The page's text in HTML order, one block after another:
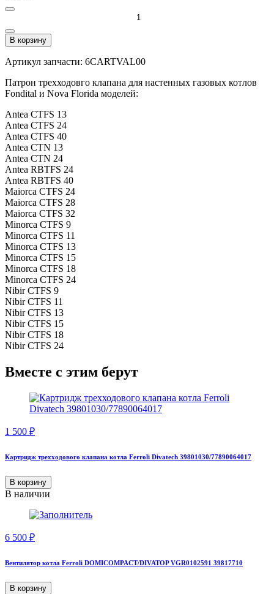
В корзину
Артикул запчасти: 6CARTVAL00
Патрон трехходовго клапана для настенных газовых котлов
Fondital и Nova Florida моделей:
Antea CTFS 13
Antea CTFS 24
Antea CTFS 40
Antea CTN 13
Antea CTN 24
Antea RBTFS 24
Antea RBTFS 40
Maiorca CTFS 24
Maiorca CTFS 28
Maiorca CTFS 32
Minorca CTFS 9
Minorca CTFS 11
Minorca CTFS 13
Minorca CTFS 15
Minorca CTFS 18
Minorca CTFS 24
Nibir CTFS 9
Nibir CTFS 11
Nibir CTFS 13
Nibir CTFS 15
Nibir CTFS 18
Nibir CTFS 24
Вместе с этим берут
1 500 ₽
Картридж трехходового клапана котла Ferroli Divatech 39801030/77890064017
В корзину
В наличии
6 500 ₽
Вентилятор котла Ferroli DOMICOMPACT/DIVATOP VGR0102591 39817710
В корзину